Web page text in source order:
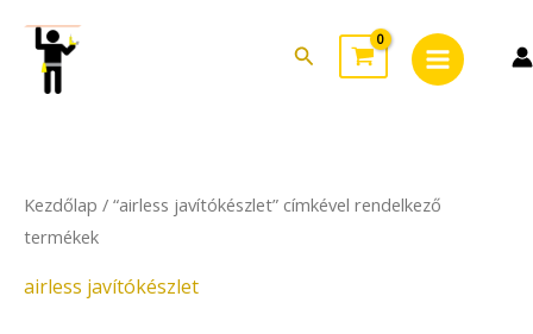
content
Search
Menu
Kezdőlap / “airless javítókészlet” címkével rendelkező
termékek
airless javítókészlet
latest